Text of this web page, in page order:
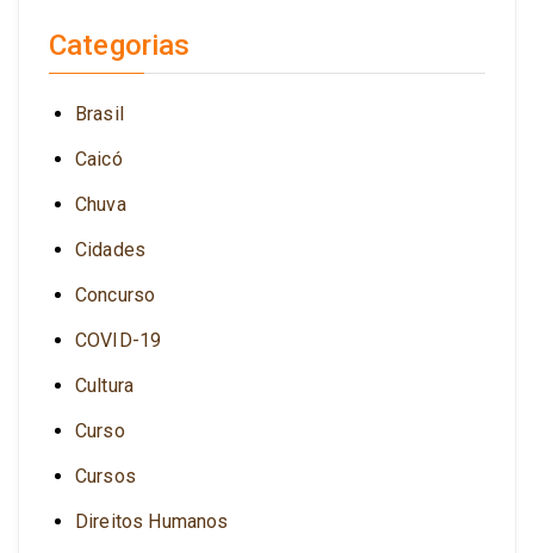
Categorias
Brasil
Caicó
Chuva
Cidades
Concurso
COVID-19
Cultura
Curso
Cursos
Direitos Humanos